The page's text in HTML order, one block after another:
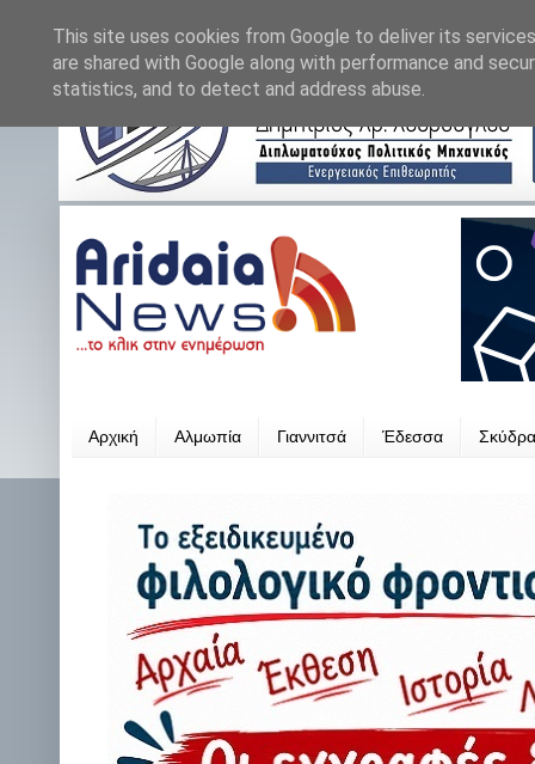
Αρχική Αλμωπία Γιαννιτσά Έδεσσα Σκύδρα
This site uses cookies from Google to deliver its
are shared with Google along with performance and
statistics, and to detect and address abuse.